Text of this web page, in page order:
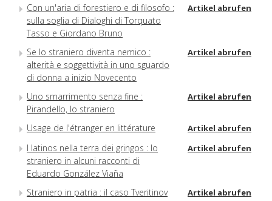
Con un'aria di forestiero e di filosofo :
sulla soglia di Dialoghi di Torquato
Tasso e Giordano Bruno
Artikel abrufen
Se lo straniero diventa nemico :
alterità e soggettività in uno sguardo
di donna a inizio Novecento
Artikel abrufen
Uno smarrimento senza fine :
Pirandello, lo straniero
Artikel abrufen
Usage de l'étranger en littérature Artikel abrufen
I latinos nella terra dei gringos : lo
straniero in alcuni racconti di
Eduardo González Viaña
Artikel abrufen
Straniero in patria : il caso Tveritinov Artikel abrufen